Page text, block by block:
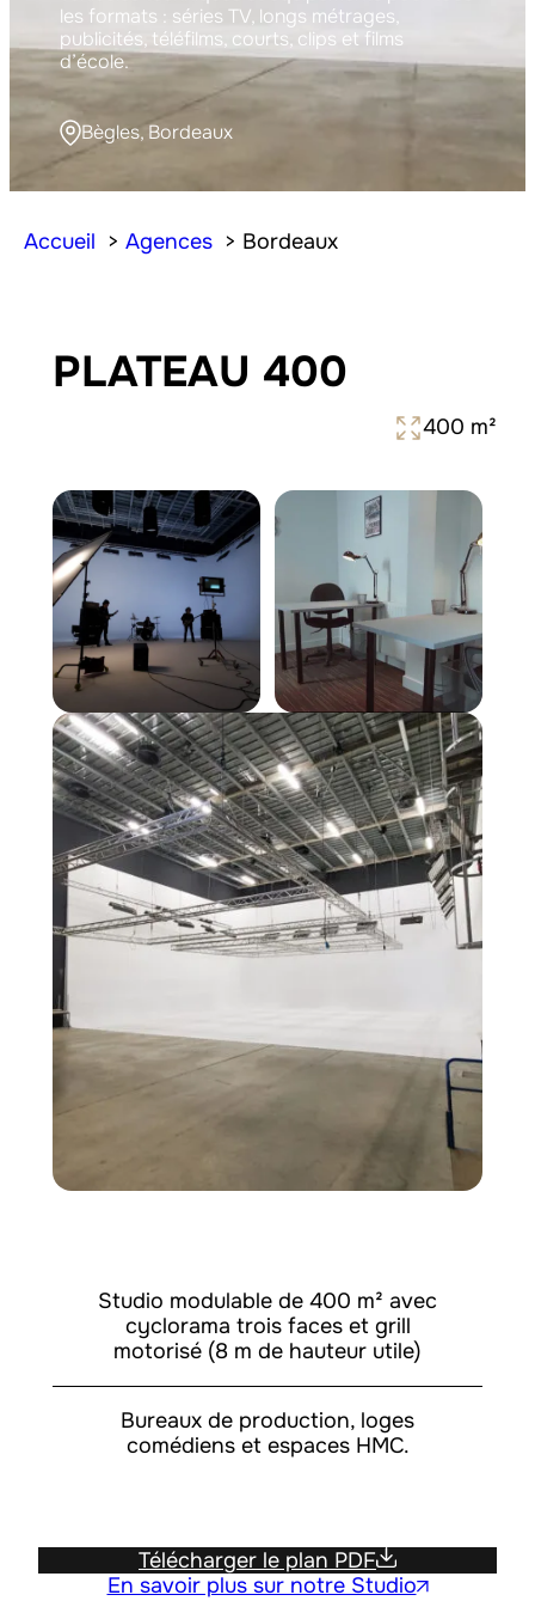
les formats : séries TV, longs métrages,
publicités, téléfilms, courts, clips et films
d’école.
Bègles, Bordeaux
Accueil Agences Bordeaux
PLATEAU 400
400 m²
Studio modulable de 400 m² avec
cyclorama trois faces et grill
motorisé (8 m de hauteur utile)
Bureaux de production, loges
comédiens et espaces HMC.
Télécharger le plan PDF
En savoir plus sur notre Studio